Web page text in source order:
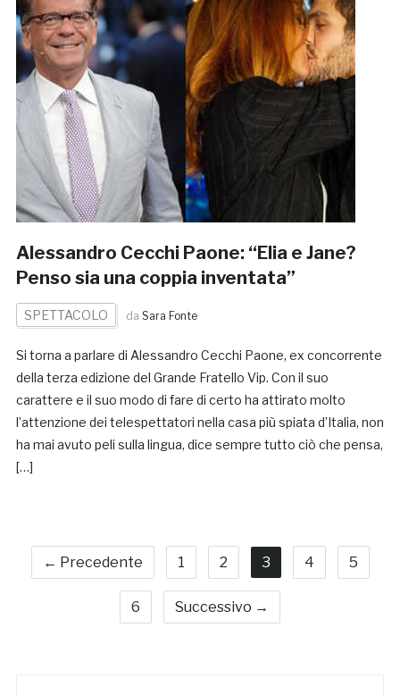
Alessandro Cecchi Paone: “Elia e Jane?
Penso sia una coppia inventata”
SPETTACOLO da Sara Fonte
Si torna a parlare di Alessandro Cecchi Paone, ex concorrente
della terza edizione del Grande Fratello Vip. Con il suo
carattere e il suo modo di fare di certo ha attirato molto
l’attenzione dei telespettatori nella casa più spiata d’Italia, non
ha mai avuto peli sulla lingua, dice sempre tutto ciò che pensa,
[…]
← Precedente 1 2 3 4 5
6 Successivo →